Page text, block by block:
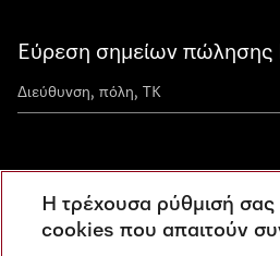
Εύρεση σημείων πώλησης
Ανακαλύψτε τα Miele Experience
Η τρέχουσα ρύθμισή σας
cookies που απαιτούν